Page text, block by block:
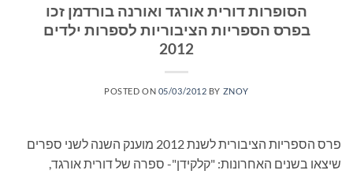
הסופרות דורית אורגד ואורנה בורדמן זכו
בפרס הספריות הציבוריות לספרות ילדים
2012
POSTED ON 05/03/2012 BY ZNOY
פרס הספריות הציבורית לשנת 2012 מוענק השנה לשני ספרים
שיצאו בשנים האחרונות: "קלקידן"- ספרה של דורית אורגד,